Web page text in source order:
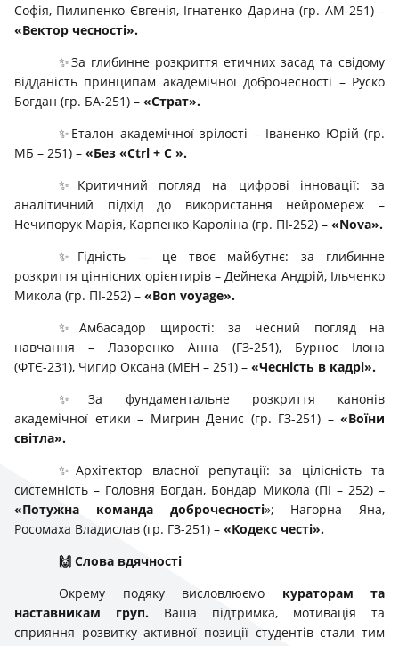
Софія, Пилипенко Євгенія, Ігнатенко Дарина (гр. АМ-251) –
«Вектор чесності».
✨За глибинне розкриття етичних засад та свідому
відданість принципам академічної доброчесності – Руско
Богдан (гр. БА-251) – «Страт».
✨Еталон академічної зрілості – Іваненко Юрій (гр.
МБ – 251) – «Без «Ctrl + C ».
✨Критичний погляд на цифрові інновації: за
аналітичний підхід до використання нейромереж –
Нечипорук Марія, Карпенко Кароліна (гр. ПІ-252) – «Nova».
✨Гідність — це твоє майбутнє: за глибинне
розкриття ціннісних орієнтирів – Дейнека Андрій, Ільченко
Микола (гр. ПІ-252) – «Bon voyage».
✨Амбасадор щирості: за чесний погляд на
навчання – Лазоренко Анна (ГЗ-251), Бурнос Ілона
(ФТЄ-231), Чигир Оксана (МЕН – 251) – «Чесність в кадрі».
✨За фундаментальне розкриття канонів
академічної етики – Мигрин Денис (гр. ГЗ-251) – «Воїни
світла».
✨Архітектор власної репутації: за цілісність та
системність – Головня Богдан, Бондар Микола (ПІ – 252) –
«Потужна команда доброчесності»; Нагорна Яна,
Росомаха Владислав (гр. ГЗ-251) – «Кодекс честі».
🙌 Слова вдячності
Окрему подяку висловлюємо кураторам та
наставникам груп. Ваша підтримка, мотивація та
сприяння розвитку активної позиції студентів стали тим